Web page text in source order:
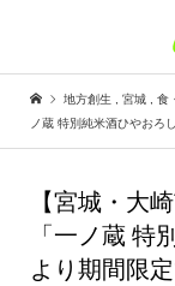
地方創生 宮城 食
ノ蔵 特別純米酒ひやおろ
【宮城・大
「一ノ蔵 特
より期間限